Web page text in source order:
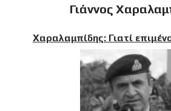
Γιάννος
Χαραλαμπίδης: Γιατί